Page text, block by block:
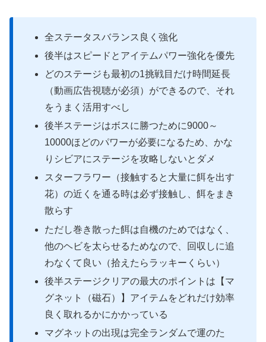
全ステータスバランス良く強化
後半はスピードとアイテムパワー強化を優先
どのステージも最初の1挑戦目だけ時間延長
（動画広告視聴が必須）ができるので、それ
をうまく活用すべし
後半ステージはボスに勝つために9000～
10000ほどのパワーが必要になるため、かな
りシビアにステージを攻略しないとダメ
スターフラワー（接触すると大量に餌を出す
花）の近くを通る時は必ず接触し、餌をまき
散らす
ただし巻き散った餌は自機のためではなく、
他のヘビを太らせるためなので、回収しに追
わなくて良い（拾えたらラッキーくらい）
後半ステージクリアの最大のポイントは【マ
グネット（磁石）】アイテムをどれだけ効率
良く取れるかにかかっている
マグネットの出現は完全ランダムで運のた